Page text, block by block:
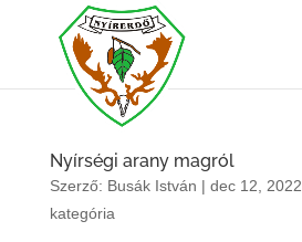
Nyírségi arany magról
Szerző: Busák István | dec 12, 2022
kategória